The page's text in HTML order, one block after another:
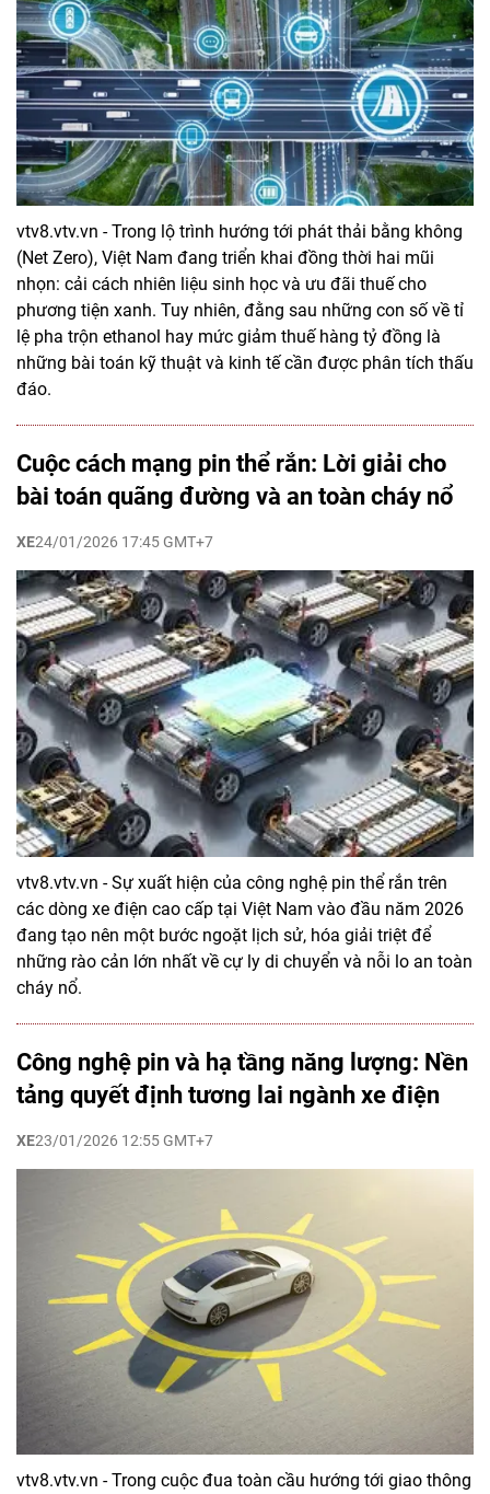
vtv8.vtv.vn - Trong lộ trình hướng tới phát thải bằng không
(Net Zero), Việt Nam đang triển khai đồng thời hai mũi
nhọn: cải cách nhiên liệu sinh học và ưu đãi thuế cho
phương tiện xanh. Tuy nhiên, đằng sau những con số về tỉ
lệ pha trộn ethanol hay mức giảm thuế hàng tỷ đồng là
những bài toán kỹ thuật và kinh tế cần được phân tích thấu
đáo.
Cuộc cách mạng pin thể rắn: Lời giải cho
bài toán quãng đường và an toàn cháy nổ
XE24/01/2026 17:45 GMT+7
vtv8.vtv.vn - Sự xuất hiện của công nghệ pin thể rắn trên
các dòng xe điện cao cấp tại Việt Nam vào đầu năm 2026
đang tạo nên một bước ngoặt lịch sử, hóa giải triệt để
những rào cản lớn nhất về cự ly di chuyển và nỗi lo an toàn
cháy nổ.
Công nghệ pin và hạ tầng năng lượng: Nền
tảng quyết định tương lai ngành xe điện
XE23/01/2026 12:55 GMT+7
vtv8.vtv.vn - Trong cuộc đua toàn cầu hướng tới giao thông